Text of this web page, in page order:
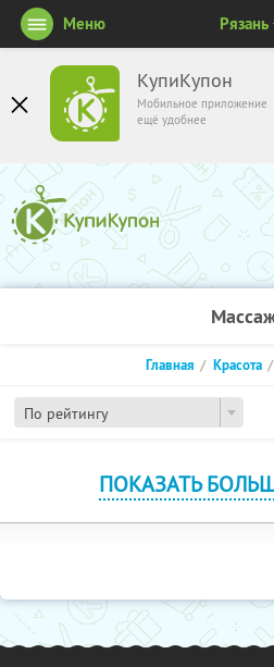
КупиКупон
Мобильное приложение
ещё удобнее
Меню Рязань
По рейтингу
Главная Красота
ПОКАЗАТЬ